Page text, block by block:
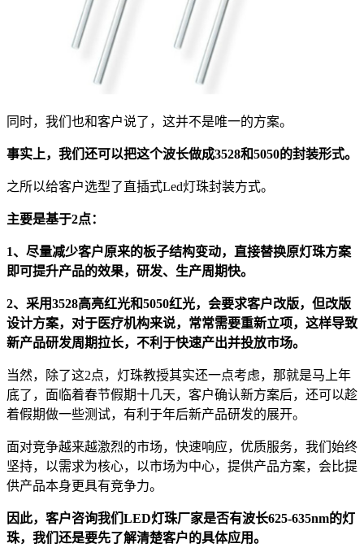
同时，我们也和客户说了，这并不是唯一的方案。
事实上，我们还可以把这个波长做成3528和5050的封装形式。
之所以给客户选型了直插式Led灯珠封装方式。
主要是基于2点：
1、尽量减少客户原来的板子结构变动，直接替换原灯珠方案
即可提升产品的效果，研发、生产周期快。
2、采用3528高亮红光和5050红光，会要求客户改版，但改版
设计方案，对于医疗机构来说，常常需要重新立项，这样导致
新产品研发周期拉长，不利于快速产出并投放市场。
当然，除了这2点，灯珠教授其实还一点考虑，那就是马上年
底了，面临着春节假期十几天，客户确认新方案后，还可以趁
着假期做一些测试，有利于年后新产品研发的展开。
面对竞争越来越激烈的市场，快速响应，优质服务，我们始终
坚持，以需求为核心，以市场为中心，提供产品方案，会比提
供产品本身更具有竞争力。
因此，客户咨询我们LED灯珠厂家是否有波长625-635nm的灯
珠，我们还是要先了解清楚客户的具体应用。